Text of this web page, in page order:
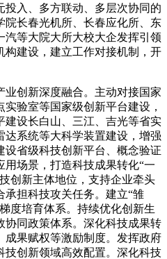
投入、多方联动、多层次协同的
院长春光机所、长春应化所、东
等大院大所大校大企发挥引领
构建设，建立工作对接机制，开
创新深度融合。主动对接国家
验室等国家级创新平台建设，
建设长白山、三江、吉光等省实
系统等大科学装置建设，增强
省级科技创新平台、概念验证
场景，打造科技成果转化“一
创新主体地位，支持企业牵头
担科技攻关任务。建立“雏
度培育体系。持续优化创新生
协同政策体系。深化科技成果转
成果赋权等激励制度。发挥政府
技创新领域高效配置。深化科技